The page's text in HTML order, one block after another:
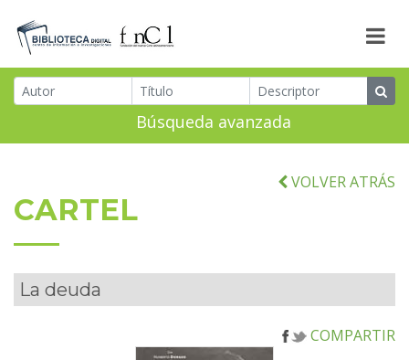
Búsqueda avanzada
VOLVER ATRÁS
CARTEL
La deuda
COMPARTIR